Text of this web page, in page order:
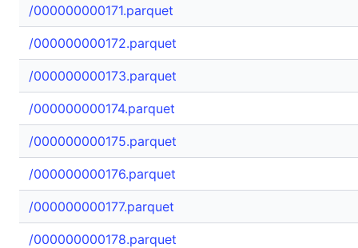
/000000000171.parquet
/000000000172.parquet
/000000000173.parquet
/000000000174.parquet
/000000000175.parquet
/000000000176.parquet
/000000000177.parquet
/000000000178.parquet